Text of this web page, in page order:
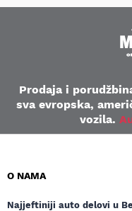
Prodaja i
sva evropska,
vozila.
O NAMA
Najjeftiniji auto delovi u